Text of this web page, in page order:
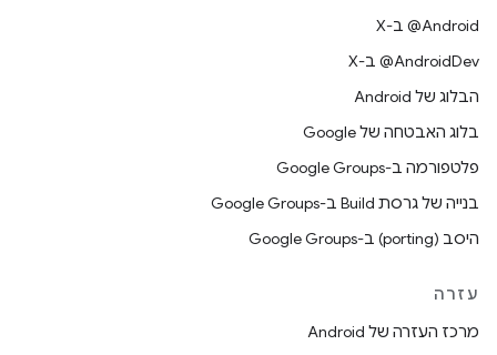
‫‎@Android ב-X
‫‎@AndroidDev ב-X
הבלוג של Android
בלוג האבטחה של Google
פלטפורמה ב-Google Groups
בנייה של גרסת Build ב-Google Groups
היסב (porting) ב-Google Groups
עזרה
מרכז העזרה של Android